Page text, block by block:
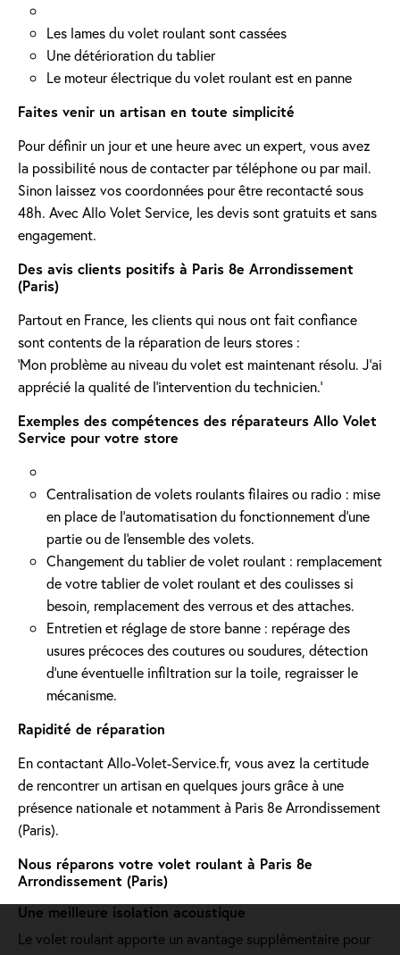
Les lames du volet roulant sont cassées
Une détérioration du tablier
Le moteur électrique du volet roulant est en panne
Faites venir un artisan en toute simplicité
Pour définir un jour et une heure avec un expert, vous avez
la possibilité nous de contacter par téléphone ou par mail.
Sinon laissez vos coordonnées pour être recontacté sous
48h. Avec Allo Volet Service, les devis sont gratuits et sans
engagement.
Des avis clients positifs à Paris 8e Arrondissement
(Paris)
Partout en France, les clients qui nous ont fait confiance
sont contents de la réparation de leurs stores :
'Mon problème au niveau du volet est maintenant résolu. J’ai
apprécié la qualité de l’intervention du technicien.'
Exemples des compétences des réparateurs Allo Volet
Service pour votre store
Centralisation de volets roulants filaires ou radio : mise
en place de l'automatisation du fonctionnement d’une
partie ou de l'ensemble des volets.
Changement du tablier de volet roulant : remplacement
de votre tablier de volet roulant et des coulisses si
besoin, remplacement des verrous et des attaches.
Entretien et réglage de store banne : repérage des
usures précoces des coutures ou soudures, détection
d'une éventuelle infiltration sur la toile, regraisser le
mécanisme.
Rapidité de réparation
En contactant Allo-Volet-Service.fr, vous avez la certitude
de rencontrer un artisan en quelques jours grâce à une
présence nationale et notamment à Paris 8e Arrondissement
(Paris).
Nous réparons votre volet roulant à Paris 8e
Arrondissement (Paris)
Une meilleure isolation acoustique
Le volet roulant apporte un avantage supplémentaire pour